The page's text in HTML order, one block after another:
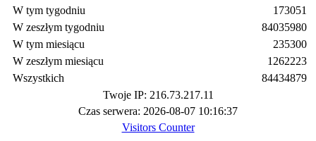
W tym tygodniu
W zeszłym tygodniu
W tym miesiącu
W zeszłym miesiącu
Wszystkich
173051
84035980
235300
1262223
84434879
Twoje IP: 216.73.217.11
Czas serwera: 2026-08-07 10:16:37
Visitors Counter